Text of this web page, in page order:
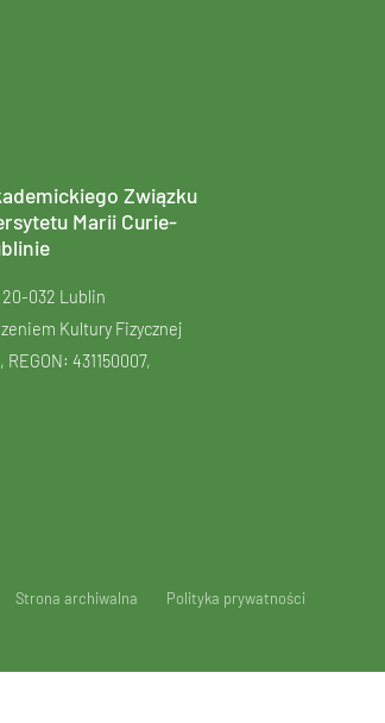
Związku
Marii Curie-
032 Lublin
Kultury Fizycznej
431150007,
Strona archiwalna Polityka prywatności